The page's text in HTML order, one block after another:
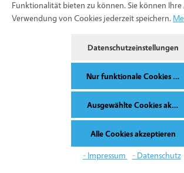
© 2026 Synomed - with by
Nachnahmegebühren, wenn nicht anders
Werkzeugleiste anzeigen
Funktionalität bieten zu können. Sie können Ihre
Verwendung von Cookies jederzeit speichern.
Datenschutzeinstellungen
Nur funktionale Cookies
Ausgewählte Cookies
Alle Cookies akzeptieren
- Impressum - Datenschutz